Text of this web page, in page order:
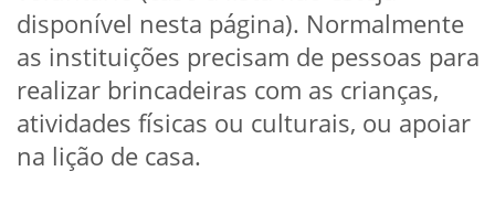
disponível nesta página). Normalmente
as instituições precisam de pessoas para
realizar brincadeiras com as crianças,
atividades físicas ou culturais, ou apoiar
na lição de casa.